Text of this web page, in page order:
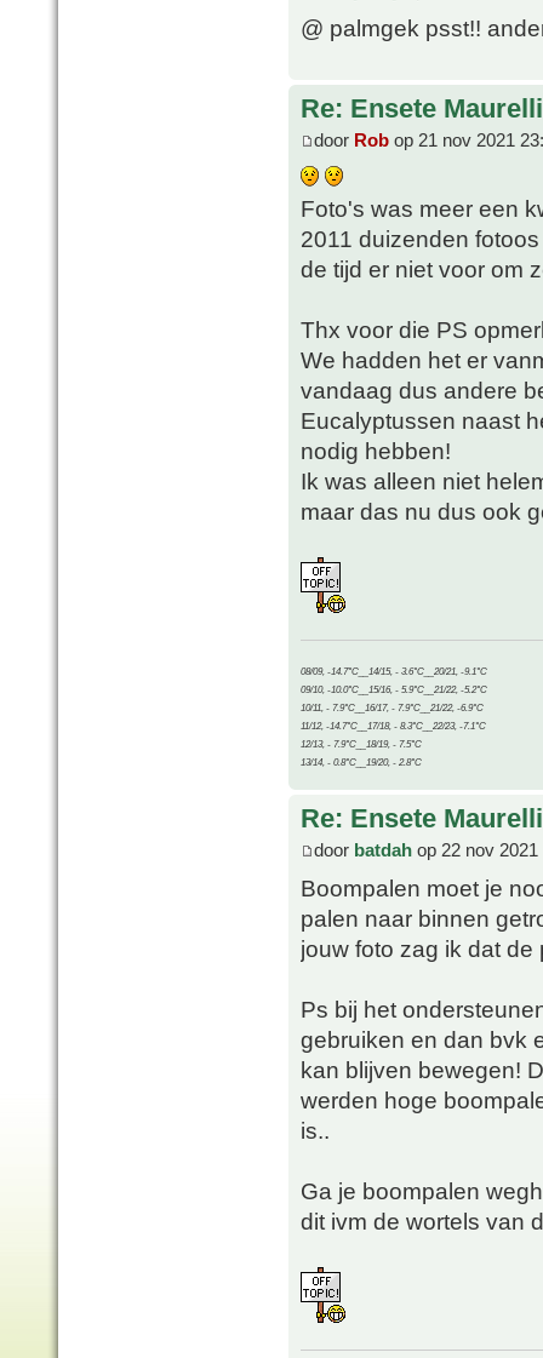
@ palmgek psst!!
Re: Ensete
door Rob op 21 nov 2021
Foto's was meer een
2011 duizenden
de tijd er niet voor om
Thx voor die PS
We hadden het er
vandaag dus andere
Eucalyptussen naast
nodig hebben!
Ik was alleen niet
maar das nu dus ook
08/09, -14.7°C__14/15, - 3.6°C__20/21, -9.1°C
09/10, -10.0°C__15/16, - 5.9°C__21/22, -5.2°C
10/11, - 7.9°C__16/17, - 7.9°C__21/22, -6.9°C
11/12, -14.7°C__17/18, - 8.3°C__22/23, -7.1°C
12/13, - 7.9°C__18/19, - 7.5°C
13/14, - 0.8°C__19/20, - 2.8°C
Re: Ensete
door batdah op 22 nov 2021
Boompalen moet je
palen naar binnen
jouw foto zag ik dat
Ps bij het
gebruiken en dan bvk
kan blijven bewegen!
werden hoge
is..
Ga je boompalen
dit ivm de wortels van